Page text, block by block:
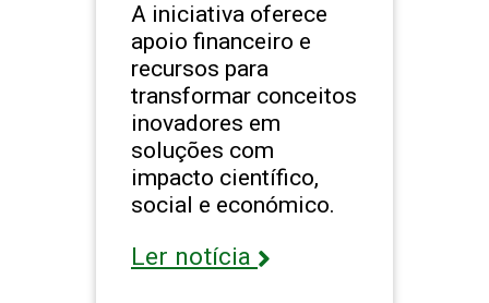
A iniciativa oferece
apoio financeiro e
recursos para
transformar conceitos
inovadores em
soluções com
impacto científico,
social e económico.
Ler notícia